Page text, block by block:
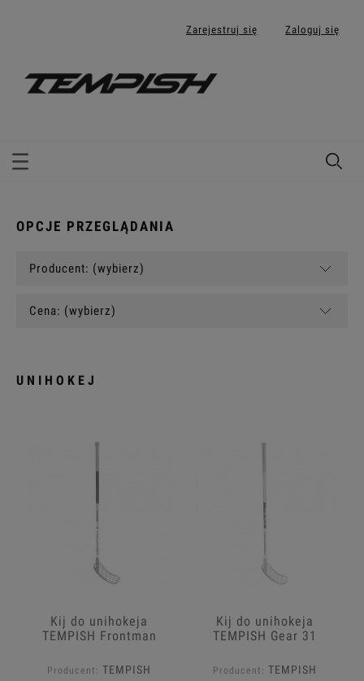
Zarejestruj się Zaloguj się
OPCJE PRZEGLĄDANIA
Producent: (wybierz)
Cena: (wybierz)
UNIHOKEJ
Kij do unihokeja
TEMPISH Frontman
Producent: TEMPISH
Kij do unihokeja
TEMPISH Gear 31
Producent: TEMPISH